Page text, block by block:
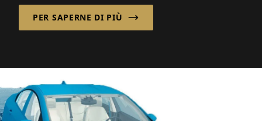
su 24...
PER SAPERNE DI PIÙ